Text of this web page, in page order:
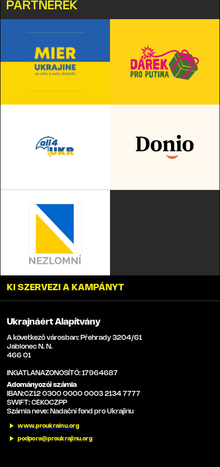
PARTNEREK
KI SZERVEZI A KAMPÁNYT
Ukrajnáért Alapítvány
A következő városban: Přehrady 3204/61
Jablonec N. N.
466 01
INGATLANAZONOSÍTÓ: 17964687
Adományozói számla
IBAN:CZ12 0300 0000 0003 2134 7777
SWIFT: CEKOCZPP
Számla neve: Nadační fond pro Ukrajinu
www.proukrainu.org
podpora@proukrajinu.org